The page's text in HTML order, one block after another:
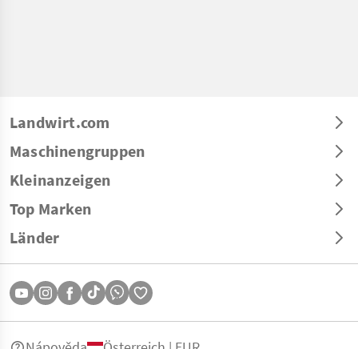
Landwirt.com
Maschinengruppen
Kleinanzeigen
Top Marken
Länder